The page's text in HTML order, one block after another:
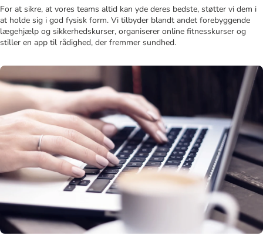
For at sikre, at vores teams altid kan yde deres bedste, støtter vi dem i
at holde sig i god fysisk form. Vi tilbyder blandt andet forebyggende
lægehjælp og sikkerhedskurser, organiserer online fitnesskurser og
stiller en app til rådighed, der fremmer sundhed.